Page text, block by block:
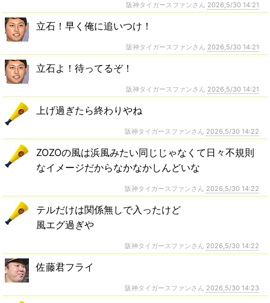
阪神タイガースファンさん 2026,5/30 14:21
立石！早く俺に追いつけ！
阪神タイガースファンさん 2026,5/30 14:21
立石よ！待ってるぞ！
阪神タイガースファンさん 2026,5/30 14:21
上げ過ぎたら終わりやね
阪神タイガースファンさん 2026,5/30 14:22
ZOZOの風は浜風みたい同じじゃなくて日々不規則
なイメージだからなかなかしんどいな
阪神タイガースファンさん 2026,5/30 14:22
テルだけは関係無しで入ったけど
風エグ過ぎや
阪神タイガースファンさん 2026,5/30 14:22
佐藤君フライ
阪神タイガースファンさん 2026,5/30 14:23